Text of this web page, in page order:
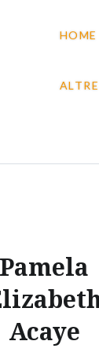
HOME
Pamela
Acaye